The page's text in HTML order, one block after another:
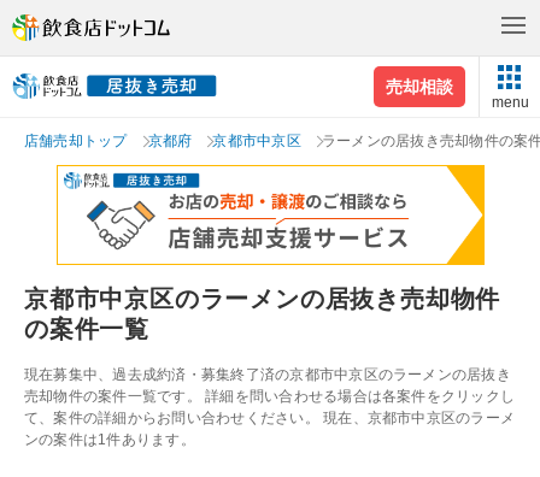
売却相談
menu
店舗売却トップ 京都府 京都市中京区 ラーメンの居抜き売却物件の案
京都市中京区のラーメンの居抜き売却物件
の案件一覧
現在募集中、過去成約済・募集終了済の京都市中京区のラーメンの居抜き
売却物件の案件一覧です。 詳細を問い合わせる場合は各案件をクリックし
て、案件の詳細からお問い合わせください。 現在、京都市中京区のラーメ
ンの案件は1件あります。